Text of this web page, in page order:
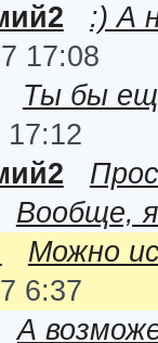
:) А
17:08
Ты бы
17:12
Вообще,
Можно
6:37
А